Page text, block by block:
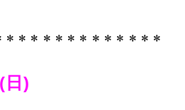
＊＊＊＊＊＊＊＊＊＊＊＊
日)